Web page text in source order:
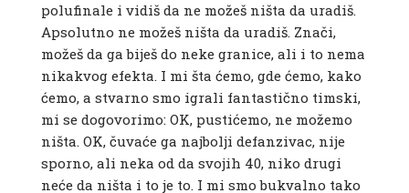
polufinale i vidiš da ne možeš ništa da uradiš.
Apsolutno ne možeš ništa da uradiš. Znači,
možeš da ga biješ do neke granice, ali i to nema
nikakvog efekta. I mi šta ćemo, gde ćemo, kako
ćemo, a stvarno smo igrali fantastično timski,
mi se dogovorimo: OK, pustićemo, ne možemo
ništa. OK, čuvaće ga najbolji defanzivac, nije
sporno, ali neka od da svojih 40, niko drugi
neće da ništa i to je to. I mi smo bukvalno tako